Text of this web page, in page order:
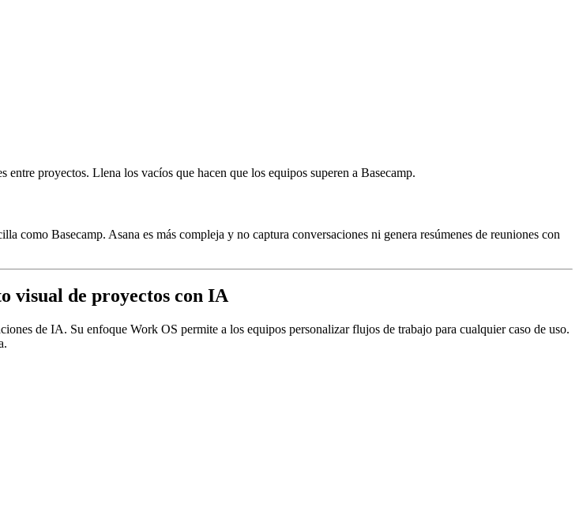
proyectos. Llena los vacíos que hacen que los equipos superen a Basecamp.
como Basecamp. Asana es más compleja y no captura conversaciones ni genera resúmenes de reuniones con
visual de proyectos con IA
de IA. Su enfoque Work OS permite a los equipos personalizar flujos de trabajo para cualquier caso de uso.